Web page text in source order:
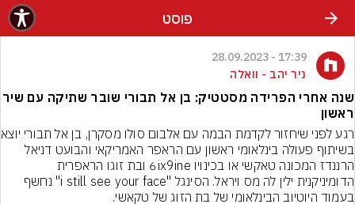
פוסט
17:39 - 28.09.2023
ניר יהב - וואלה
שנה אחרי הפרידה מסטטיק: בן אל תבורי שובר שתיקה עם שיר
ראשון
בשיתוף פעולה בינלאומי ראשון עם הראפר האמריקאי והבועט דניאל